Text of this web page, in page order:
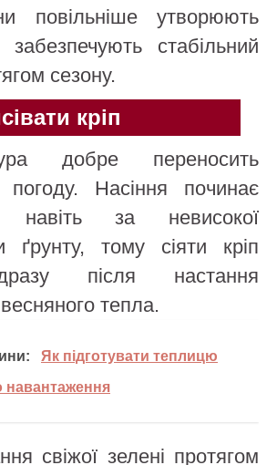
повільніше утворюють
забезпечують стабільний
сезону.
кріп
добре переносить
погоду. Насіння починає
навіть за невисокої
ґрунту, тому сіяти кріп
після настання
тепла.
Як підготувати теплицю
навантаження
свіжої зелені протягом